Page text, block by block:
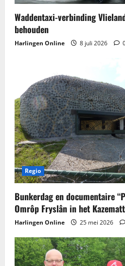
Waddentaxi-verbinding
behouden
Harlingen Online 8 juli 2026
Regio
Bunkerdag en documentaire
Omrôp Fryslân in het
Harlingen Online 25 mei 2026